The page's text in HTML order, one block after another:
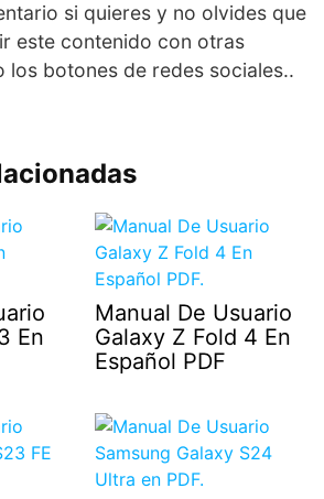
si quieres y no olvides que
este contenido con otras
los botones de redes sociales..
En
Manual De Usuario
Galaxy Z Fold 4 En
Español PDF